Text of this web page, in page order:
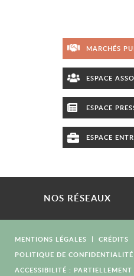
MARCHÉS
ESPACE
ESPACE
ESPACE
NOS RÉSEAUX
MENTIONS LÉGALES
CRÉDITS
POLITIQUE DE CONFIDENTIALITÉ
ACCESSIBILITÉ :